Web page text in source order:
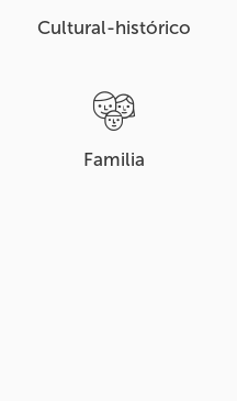
Cultural-histórico
Familia